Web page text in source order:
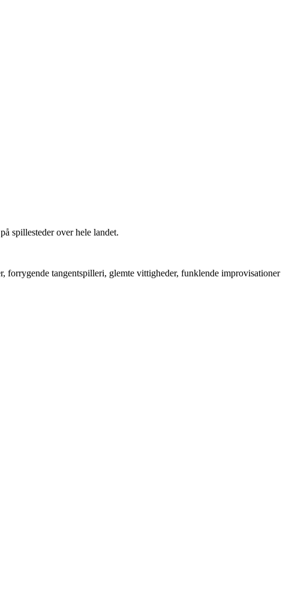
spillesteder over hele landet.
forrygende tangentspilleri, glemte vittigheder, funklende improvisationer